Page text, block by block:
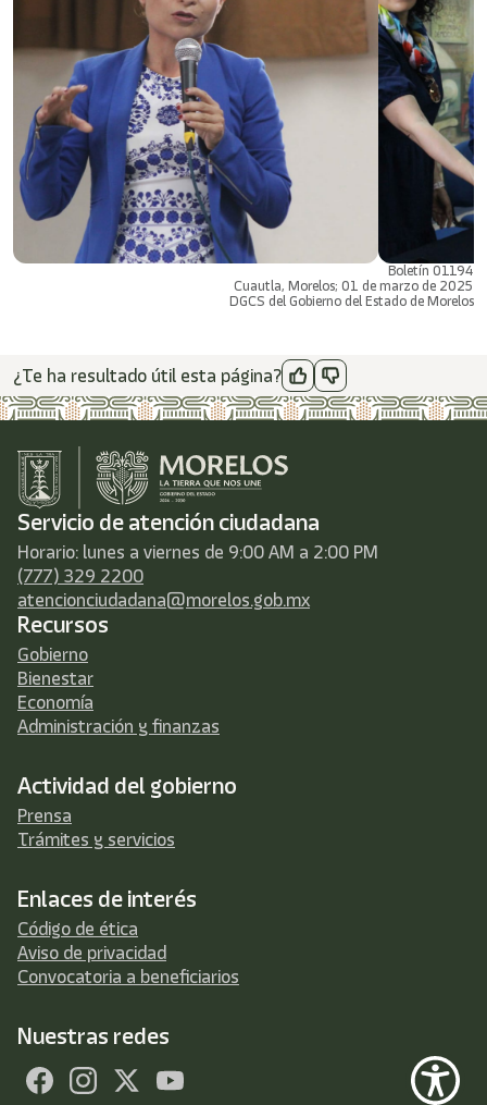
Boletín 01194
Cuautla, Morelos; 01 de marzo de 2025
DGCS del Gobierno del Estado de Morelos
¿Te ha resultado útil esta página?
Servicio de atención ciudadana
Horario: lunes a viernes de 9:00 AM a 2:00 PM
(777) 329 2200
atencionciudadana@morelos.gob.mx
Recursos
Gobierno
Bienestar
Economía
Administración y finanzas
Actividad del gobierno
Prensa
Trámites y servicios
Enlaces de interés
Código de ética
Aviso de privacidad
Convocatoria a beneficiarios
Nuestras redes